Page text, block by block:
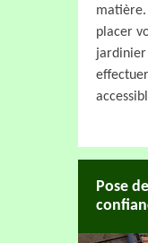
matière.
placer
jardinier
Pose